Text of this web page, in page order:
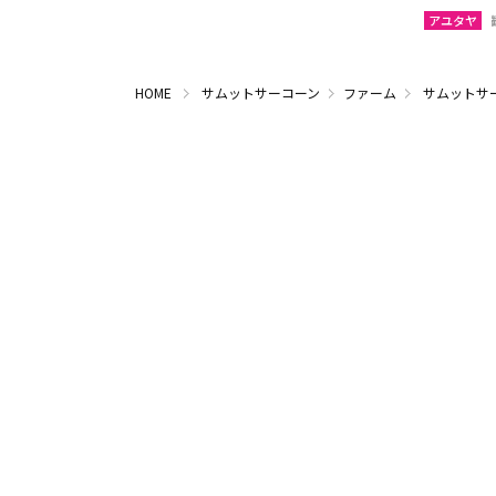
アユタヤ
HOME サムットサーコーン ファーム サムットサ